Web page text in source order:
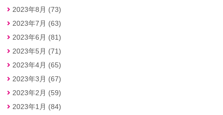
2023年8月 (73)
2023年7月 (63)
2023年6月 (81)
2023年5月 (71)
2023年4月 (65)
2023年3月 (67)
2023年2月 (59)
2023年1月 (84)